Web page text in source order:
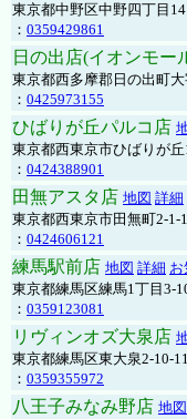
東京都中野区中野四丁目
： 0359429861
日の出店(イオンモー
東京都西多摩郡日の出町
： 0425973155
ひばりが丘パルコ店
東京都西東京市ひばりが丘
： 0424388901
田無アスタ店 地図 詳細
東京都西東京市田無町2-1-
： 0424606121
練馬駅前店 地図 詳細
東京都練馬区練馬1丁目3-
： 0359123081
リヴィンオズ大泉店
東京都練馬区東大泉2-10-
： 0359355972
八王子みなみ野店 地図